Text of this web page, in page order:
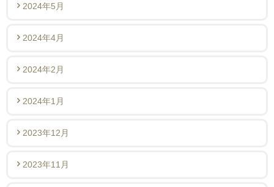
2024年5月
2024年4月
2024年2月
2024年1月
2023年12月
2023年11月